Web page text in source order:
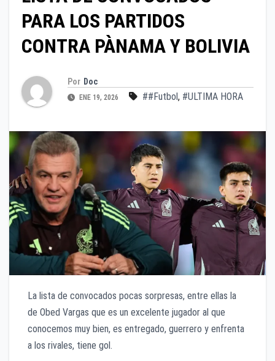
PARA LOS PARTIDOS
CONTRA PÀNAMA Y BOLIVIA
Por Doc
ENE 19, 2026 ##Futbol, #ULTIMA HORA
La lista de convocados pocas sorpresas, entre ellas la
de Obed Vargas que es un excelente jugador al que
conocemos muy bien, es entregado, guerrero y enfrenta
a los rivales, tiene gol.